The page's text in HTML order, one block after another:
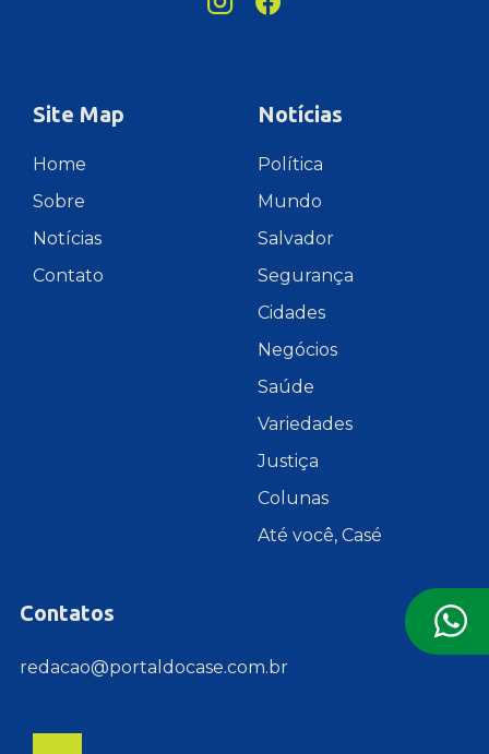
Site Map
Home
Sobre
Notícias
Contato
Notícias
Política
Mundo
Salvador
Segurança
Cidades
Negócios
Saúde
Variedades
Justiça
Colunas
Até você, Casé
Contatos
redacao@portaldocase.com.br